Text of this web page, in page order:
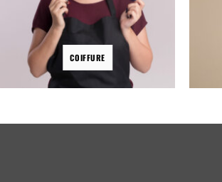
page
du
produit
COIFFURE